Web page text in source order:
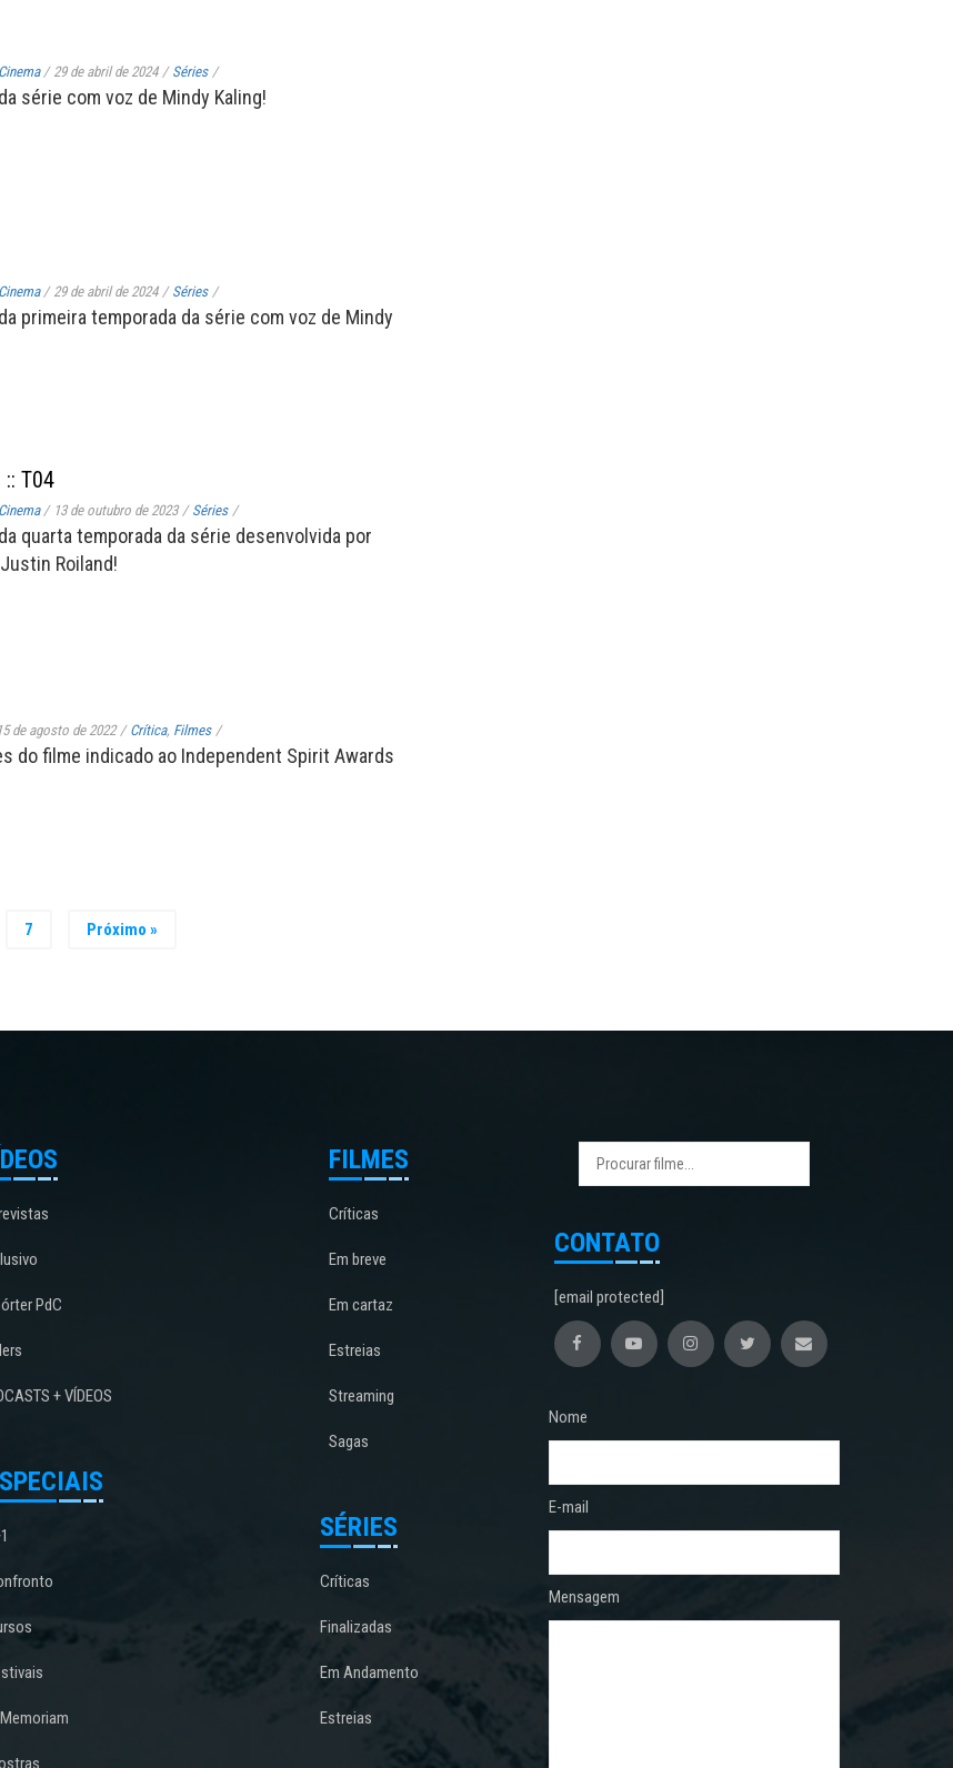
/ 29 de abril de 2024 / Séries /
série com voz de Mindy Kaling!
/ 29 de abril de 2024 / Séries /
primeira temporada da série com voz de Mindy
T04
/ 13 de outubro de 2023 / Séries /
quarta temporada da série desenvolvida por
Roiland!
15 de agosto de 2022 / Crítica, Filmes /
do filme indicado ao Independent Spirit Awards
7 Próximo »
PdC
+ VÍDEOS
FILMES
Críticas
Em breve
Em cartaz
Estreias
Streaming
Sagas
SÉRIES
Críticas
Finalizadas
Em Andamento
Estreias
CONTATO
[email protected]
Nome
E-mail
Mensagem